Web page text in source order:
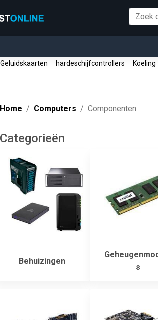
Geluidskaarten hardeschijfcontrollers Koeling
Home Computers Componenten
Categorieën
Behuizingen
s